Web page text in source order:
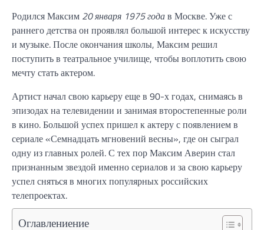
Родился Максим 20 января 1975 годав Москве. Уже с
раннего детства он проявлял большой интерес к искусству
и музыке. После окончания школы, Максим решил
поступить в театральное училище, чтобы воплотить свою
мечту стать актером.
Артист начал свою карьеру еще в 90-х годах, снимаясь в
эпизодах на телевидении и занимая второстепенные роли
в кино. Большой успех пришел к актеру с появлением в
сериале «Семнадцать мгновений весны», где он сыграл
одну из главных ролей. С тех пор Максим Аверин стал
признанным звездой именно сериалов и за свою карьеру
успел сняться в многих популярных российских
телепроектах.
Оглавлениение